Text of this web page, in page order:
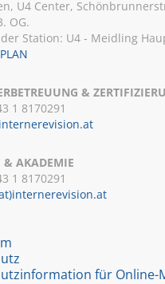
U4 Center,
OG.
Station: U4 - Meidling
&
1 8170291
& AKADEMIE
18170291
für Online-